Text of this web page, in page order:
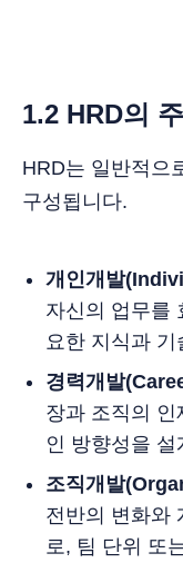
1.2 HRD의
HRD는 일반적으
구성됩니다.
개인개발
자신의 업무를
요한 지식과
경력개발
장과 조직의 인
인 방향성을 설
조직개발
전반의 변화와
로, 팀 단위 또